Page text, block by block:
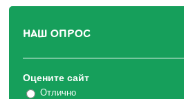
НАШ ОПРОС
Оцените сайт
Отлично